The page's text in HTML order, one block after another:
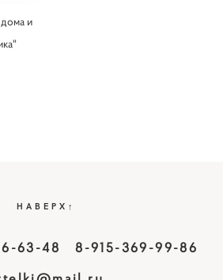
и
НАВЕРХ↑
63-48 8-915-369-99-86